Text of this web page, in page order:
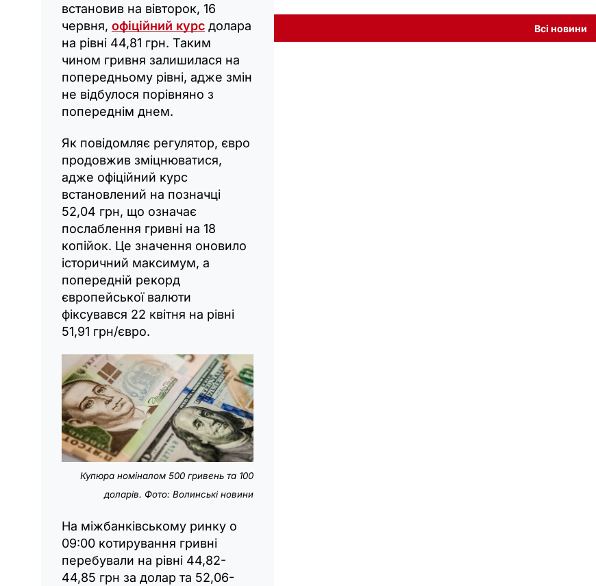
встановив на вівторок, 16
червня, офіційний курс долара
на рівні 44,81 грн. Таким
чином гривня залишилася на
попередньому рівні, адже змін
не відбулося порівняно з
попереднім днем.
Як повідомляє регулятор, євро
продовжив зміцнюватися,
адже офіційний курс
встановлений на позначці
52,04 грн, що означає
послаблення гривні на 18
копійок. Це значення оновило
історичний максимум, а
попередній рекорд
європейської валюти
фіксувався 22 квітня на рівні
51,91 грн/євро.
Купюра номіналом 500 гривень та 100
доларів. Фото: Волинські новини
На міжбанківському ринку о
09:00 котирування гривні
перебували на рівні 44,82-
44,85 грн за долар та 52,06-
Всі новини